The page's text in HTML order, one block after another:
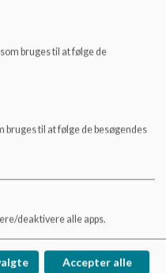
kan kontaktes på tlf.
bruges til at følge de
til at følge de besøgendes
deaktivere alle apps.
Accepter alle